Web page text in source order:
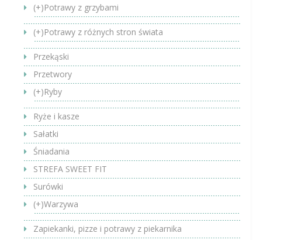
(+)Potrawy z grzybami
(+)Potrawy z różnych stron świata
Przekąski
Przetwory
(+)Ryby
Ryże i kasze
Sałatki
Śniadania
STREFA SWEET FIT
Surówki
(+)Warzywa
Zapiekanki, pizze i potrawy z piekarnika